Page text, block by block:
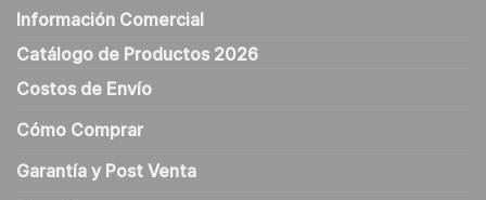
Información Comercial
Catálogo de Productos 2026
Costos de Envío
Cómo Comprar
Garantía y Post Venta